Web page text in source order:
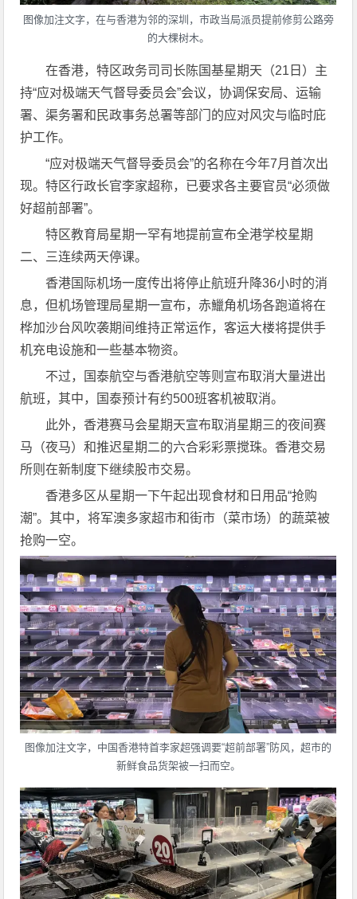
图像加注文字，在与香港为邻的深圳，市政当局派员提前修剪公路旁
的大棵树木。
在香港，特区政务司司长陈国基星期天（21日）主
持“应对极端天气督导委员会”会议，协调保安局、运输
署、渠务署和民政事务总署等部门的应对风灾与临时庇
护工作。
“应对极端天气督导委员会”的名称在今年7月首次出
现。特区行政长官李家超称，已要求各主要官员“必须做
好超前部署”。
特区教育局星期一罕有地提前宣布全港学校星期
二、三连续两天停课。
香港国际机场一度传出将停止航班升降36小时的消
息，但机场管理局星期一宣布，赤鱲角机场各跑道将在
桦加沙台风吹袭期间维持正常运作，客运大楼将提供手
机充电设施和一些基本物资。
不过，国泰航空与香港航空等则宣布取消大量进出
航班，其中，国泰预计有约500班客机被取消。
此外，香港赛马会星期天宣布取消星期三的夜间赛
马（夜马）和推迟星期二的六合彩彩票搅珠。香港交易
所则在新制度下继续股市交易。
香港多区从星期一下午起出现食材和日用品“抢购
潮”。其中，将军澳多家超市和街市（菜市场）的蔬菜被
抢购一空。
图像加注文字，中国香港特首李家超强调要“超前部署”防风，超市的
新鲜食品货架被一扫而空。